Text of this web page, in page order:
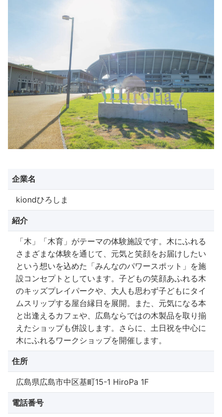
企業名
kiondひろしま
紹介
「木」「木育」がテーマの体験施設です。木にふれる
さまざまな体験を通じて、元気と笑顔をお届けしたい
という想いを込めた「みんなのパワースポット」を施
設コンセプトとしています。子どもの笑顔あふれる木
のキッズプレイパークや、大人も思わず子どもにタイ
ムスリップする屋台縁日を展開。また、元気になる本
と出逢えるカフェや、広島ならではの木製品を取り揃
えたショップも併設します。さらに、土日祝を中心に
木にふれるワークショップを開催します。
住所
広島県広島市中区基町15-1 HiroPa 1F
電話番号